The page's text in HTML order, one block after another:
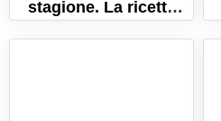
stagione. La ricetta
per un piatto di
benessere!